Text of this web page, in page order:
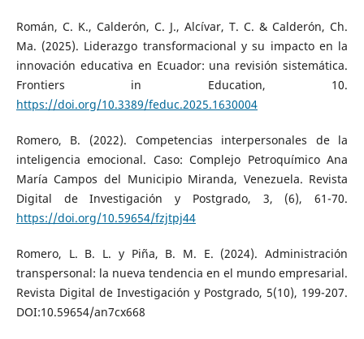
Román, C. K., Calderón, C. J., Alcívar, T. C. & Calderón, Ch.
Ma. (2025). Liderazgo transformacional y su impacto en la
innovación educativa en Ecuador: una revisión sistemática.
Frontiers in Education, 10.
https://doi.org/10.3389/feduc.2025.1630004
Romero, B. (2022). Competencias interpersonales de la
inteligencia emocional. Caso: Complejo Petroquímico Ana
María Campos del Municipio Miranda, Venezuela. Revista
Digital de Investigación y Postgrado, 3, (6), 61-70.
https://doi.org/10.59654/fzjtpj44
Romero, L. B. L. y Piña, B. M. E. (2024). Administración
transpersonal: la nueva tendencia en el mundo empresarial.
Revista Digital de Investigación y Postgrado, 5(10), 199-207.
DOI:10.59654/an7cx668